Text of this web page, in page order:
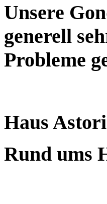
Unsere
generell
Probleme
Haus
Rund ums